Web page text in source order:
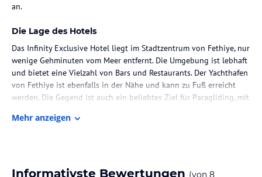
an.
Die Lage des Hotels
Das Infinity Exclusive Hotel liegt im Stadtzentrum von Fethiye, nur
wenige Gehminuten vom Meer entfernt. Die Umgebung ist lebhaft
und bietet eine Vielzahl von Bars und Restaurants. Der Yachthafen
von Fethiye ist ebenfalls in der Nähe und kann zu Fuß erreicht
werden. Die Gegend ist auch ein beliebtes Ziel für Paragliding, mit
entfernt in Babadag zu erleben. Der berühmte Lykische Weg ist
Zimmer / Unterbringung im Hotel
Mehr anzeigen
Informativste Bewertungen (von 8